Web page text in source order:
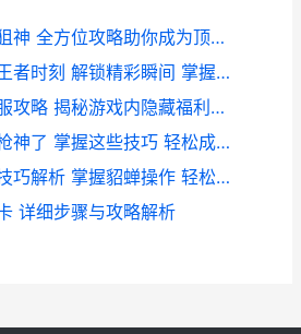
王者荣耀如何成为狙神 全方位攻略助你成为顶尖狙击高手
王者荣耀如何打开王者时刻 解锁精彩瞬间 掌握游戏新技能指南
王者荣耀光有什么服攻略 揭秘游戏内隐藏福利与优惠活动
王者荣耀如何变成枪神了 掌握这些技巧 轻松成为战场无敌枪神
王者荣耀如何捏貂技巧解析 掌握貂蝉操作 轻松上分攻略
详细步骤与攻略解析